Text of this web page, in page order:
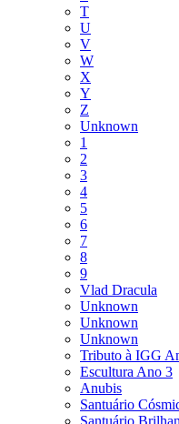
T
U
V
W
X
Y
Z
Unknown
1
2
3
4
5
6
7
8
9
Vlad Dracula
Unknown
Unknown
Unknown
Tributo à IGG
Escultura Ano 3
Anubis
Santuário